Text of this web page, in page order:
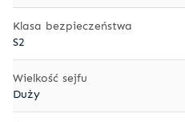
Klasa bezpieczeństwa
S2
Wielkość sejfu
Duży